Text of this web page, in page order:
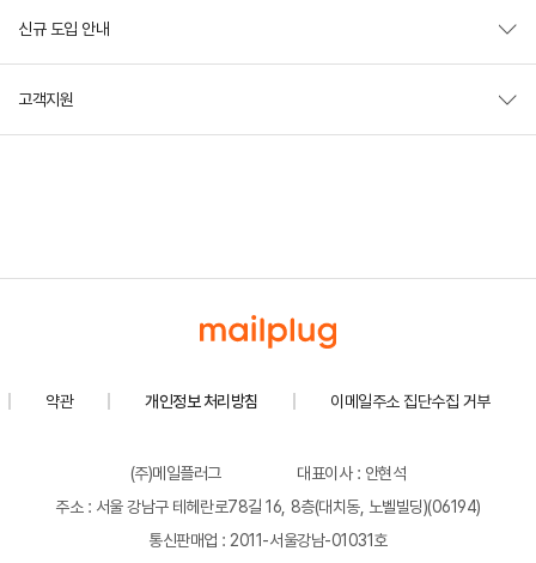
신규 도입 안내
고객지원
약관 개인정보 처리방침 이메일주소 집단수집 거부
(주)메일플러그
대표이사 : 안현석
주소 : 서울 강남구 테헤란로78길 16, 8층(대치동, 노벨빌딩)(06194)
통신판매업 : 2011-서울강남-01031호